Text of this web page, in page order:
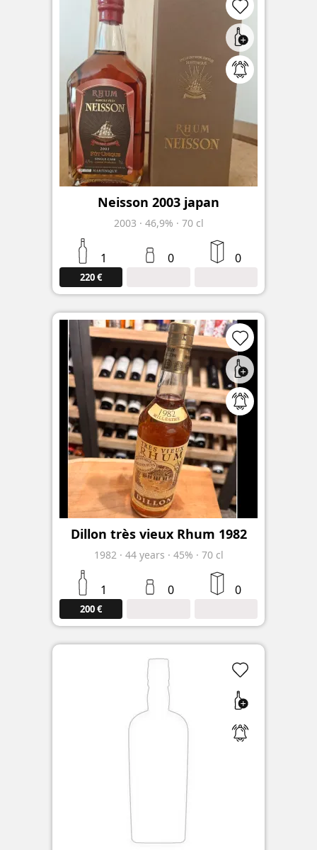
Neisson 2003 japan
2003 · 46,9% · 70 cl
1
220 €
0 0
Dillon très vieux Rhum 1982
1982 · 44 years · 45% · 70 cl
1
200 €
0 0